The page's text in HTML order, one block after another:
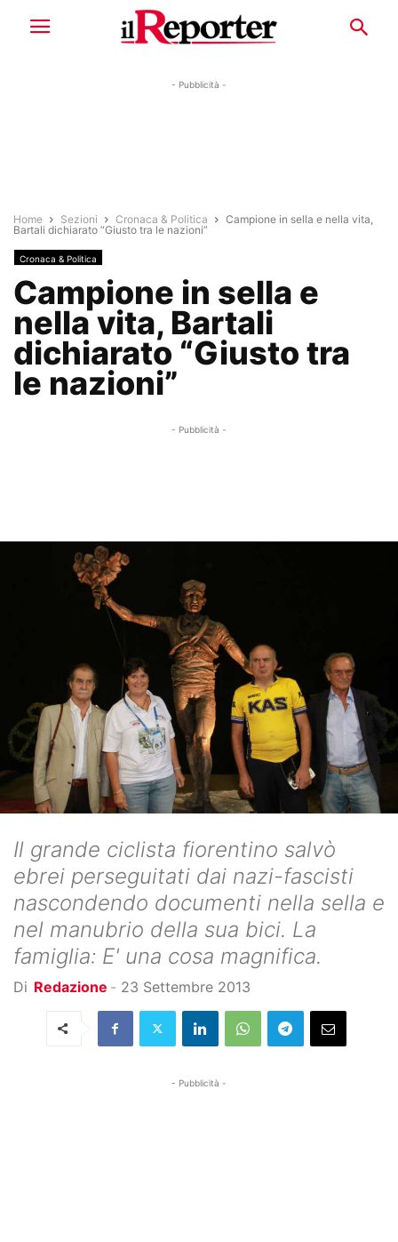
- Pubblicità -
Home Sezioni Cronaca & Politica
Campione in sella e nella vita,
Bartali dichiarato “Giusto tra le nazioni”
Cronaca & Politica
Campione in sella e
nella vita, Bartali
dichiarato “Giusto tra
le nazioni”
- Pubblicità -
Il grande ciclista fiorentino salvò
ebrei perseguitati dai nazi-fascisti
nascondendo documenti nella sella e
nel manubrio della sua bici. La
famiglia: E' una cosa magnifica.
Di Redazione - 23 Settembre 2013
- Pubblicità -